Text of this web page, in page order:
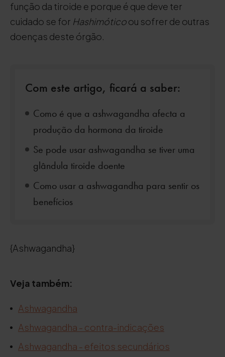
função da tiroide e porque é que deve ter
cuidado se for Hashimóticoou sofrer de outras
doenças deste órgão.
Com este artigo, ficará a saber:
Como é que a ashwagandha afecta a
produção da hormona da tiroide
Se pode usar ashwagandha se tiver uma
glândula tiroide doente
Como usar a ashwagandha para sentir os
benefícios
{Ashwagandha}
Veja também:
Ashwagandha
Ashwagandha - contra-indicações
Ashwagandha - efeitos secundários